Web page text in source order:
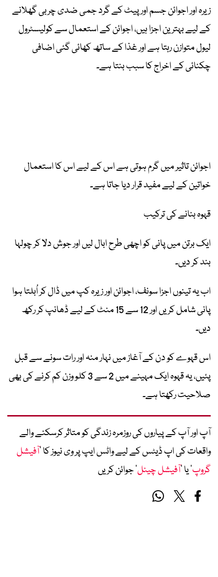
زیرہ اور اجوائن جسم اور پیٹ کے گرد جمی ضدی چربی گھلانے
کے لیے بہترین اجزا ہیں، اجوائن کے استعمال سے کولیسٹرول
لیول متوازن رہتا ہے اور غذا کے ساتھ کھائی گئی اضافی
چکنائی کے اخراج کا سبب بنتا ہے۔
اجوائن تاثیر میں گرم ہوتی ہے اس کے لیے اس کا استعمال
خواتین کے لیے مفید قرار دیا جاتا ہے۔
قہوہ بنانے کی ترکیب
ایک برتن میں پانی کو اچھی طرح ابال لیں اور جوش دلا کر چولہا
بند کر دیں۔
اب یہ تینوں اجزا سونف، اجوائن اور زیرہ کپ میں ڈال کر اُبلتا ہوا
پانی شامل کر یں اور 12 سے 15 منٹ کے لیے ڈھانپ کر رکھ
دیں۔
اس قہوے کو دن کے آغاز میں نہار منہ اور رات سونے سے قبل
پئیں، یہ قہوہ ایک مہینے میں 2 سے 3 کلو وزن کم کرنے کی بھی
صلاحیت رکھتا ہے۔
آپ اور آپ کے پیاروں کی روزمرہ زندگی کو متاثر کرسکنے والے
واقعات کی اپ ڈیٹس کے لیے واٹس ایپ پر وی نیوز کا ’آفیشل
گروپ‘ یا ’آفیشل چینل‘ جوائن کریں